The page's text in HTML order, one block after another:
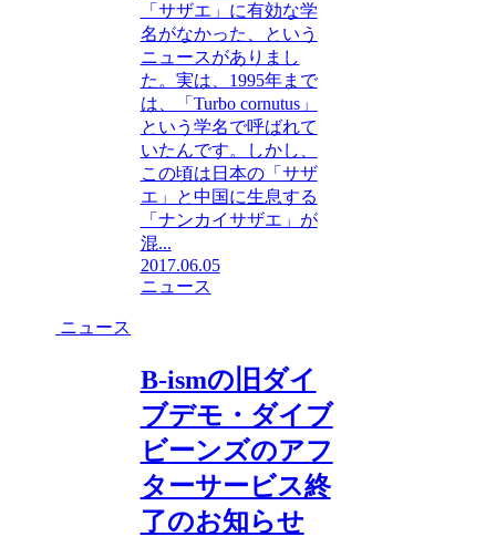
「サザエ」に有効な学
名がなかった、という
ニュースがありまし
た。実は、1995年まで
は、「Turbo cornutus」
という学名で呼ばれて
いたんです。しかし、
この頃は日本の「サザ
エ」と中国に生息する
「ナンカイサザエ」が
混...
2017.06.05
ニュース
ニュース
B-ismの旧ダイ
ブデモ・ダイブ
ビーンズのアフ
ターサービス終
了のお知らせ